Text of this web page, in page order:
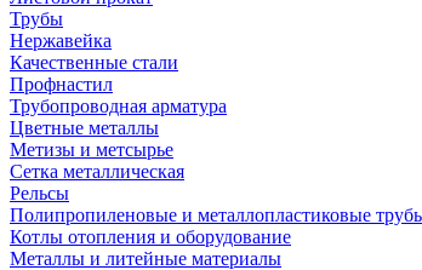
Трубы
Нержавейка
Качественные стали
Профнастил
Трубопроводная арматура
Цветные металлы
Метизы и метсырье
Сетка металлическая
Рельсы
Полипропиленовые и металлопластиковые
Котлы отопления и оборудование
Металлы и литейные материалы